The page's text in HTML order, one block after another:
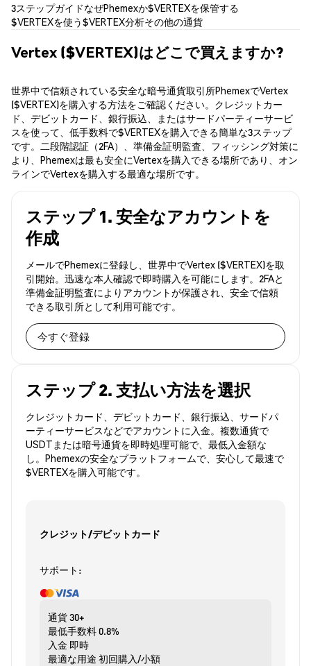
3ステップガイドなぜPhemexか$VERTEXを保管する
$VERTEXを使う$VERTEX分析その他の通貨
Vertex ($VERTEX)はどこで買えますか?
世界中で信頼されている安全な暗号通貨取引所PhemexでVertex
($VERTEX)を購入する方法をご確認ください。クレジットカー
ド、デビットカード、銀行振込、またはサードパーティーサービ
スを使って、低手数料で$VERTEXを購入できる簡単な3ステップ
です。二段階認証（2FA）、準備金証明監査、フィッシング対策に
より、Phemexは最も安全にVertexを購入できる場所であり、オン
ラインでVertexを購入する最適な場所です。
ステップ 1. 安全なアカウントを
作成
メールでPhemexに登録し、世界中でVertex ($VERTEX)を取
引開始。迅速な本人確認で即時購入を可能にします。2FAと
準備金証明監査によりアカウントが保護され、安全で信頼
できる取引所として利用可能です。
今すぐ登録
ステップ 2. 支払い方法を選択
クレジットカード、デビットカード、銀行振込、サードパ
ーティーサービスなどでアカウントに入金。複数通貨で
USDTまたは暗号通貨を即時処理可能で、最低入金額な
し。Phemexの安全なプラットフォームで、安心して最速で
$VERTEXを購入可能です。
クレジット/デビットカード
サポート:
通貨30+
最低手数料0.8%
入金 即時
最適な用途 初回購入/小額